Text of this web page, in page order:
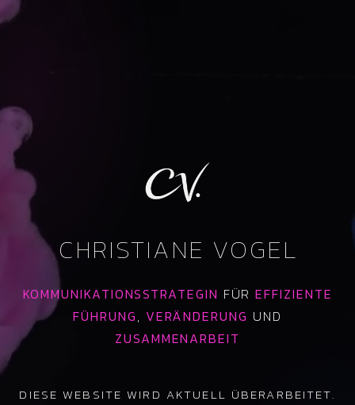
CHRISTIANE VOGEL
KOMMUNIKATIONSSTRATEGIN FÜREFFIZIENTE
FÜHRUNG, VERÄNDERUNG UND
ZUSAMMENARBEIT
DIESE WEBSITE WIRD AKTUELL ÜBERARBEITET.